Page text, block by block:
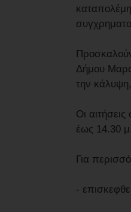
Δήμου
την
Οι
έως 14.30
Για
-